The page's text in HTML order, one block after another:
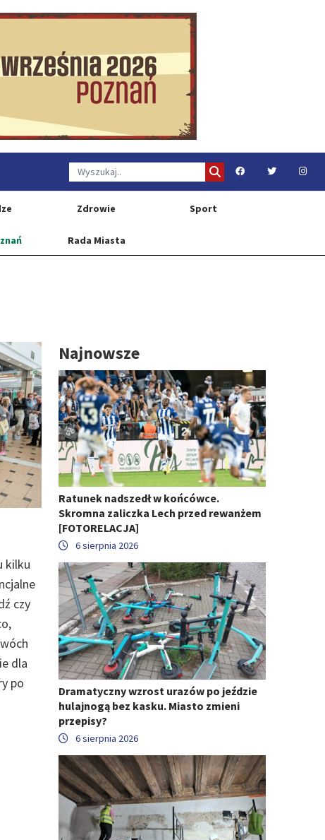
Zdrowie Sport
Rada Miasta
kilku
czy
dla
po
Najnowsze
Ratunek nadszedł w końcówce.
Skromna zaliczka Lech przed rewanżem
[FOTORELACJA]
6 sierpnia 2026
Dramatyczny wzrost urazów po jeździe
hulajnogą bez kasku. Miasto zmieni
przepisy?
6 sierpnia 2026